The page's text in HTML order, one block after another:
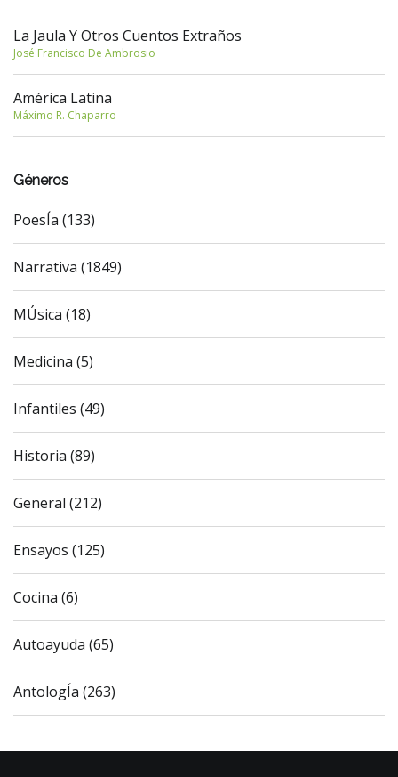
La Jaula Y Otros Cuentos Extraños
José Francisco De Ambrosio
América Latina
Máximo R. Chaparro
Géneros
PoesÍa (133)
Narrativa (1849)
MÚsica (18)
Medicina (5)
Infantiles (49)
Historia (89)
General (212)
Ensayos (125)
Cocina (6)
Autoayuda (65)
AntologÍa (263)